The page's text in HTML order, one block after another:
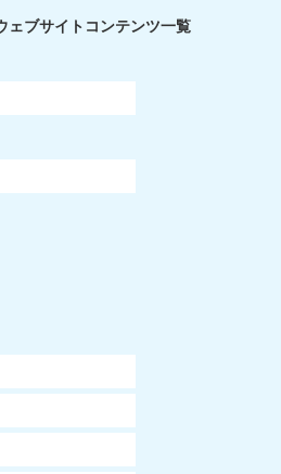
ェブサイトコンテンツ一覧